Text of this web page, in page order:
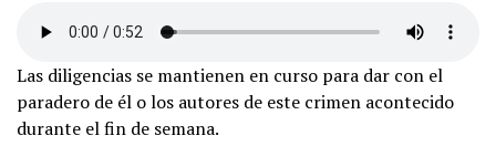
Las diligencias se mantienen en curso para dar con el
paradero de él o los autores de este crimen acontecido
durante el fin de semana.